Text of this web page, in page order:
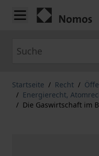
Zum Inhalt springen
Startseite / Recht /
/ Energierecht,
/ Die Gaswirtschaft im